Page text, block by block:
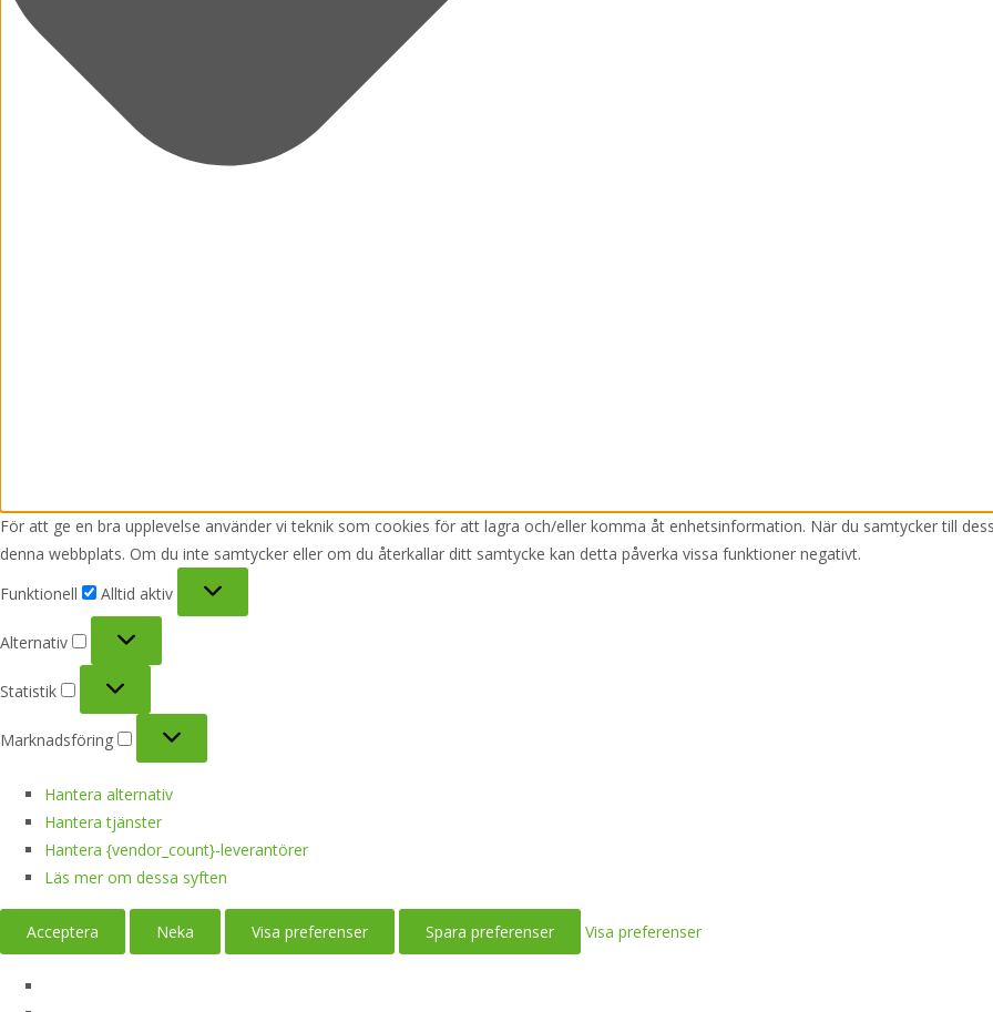
För att ge en bra upplevelse använder vi teknik som cookies för att lagra och/eller komma åt enhetsinformation. När du samtycker till
denna webbplats. Om du inte samtycker eller om du återkallar ditt samtycke kan detta påverka vissa funktioner negativt.
Funktionell
Alltid aktiv
Alternativ
Alternativ
Statistik
Statistik
Marknadsföring
Marknadsföring
Hantera alternativ
Hantera tjänster
Hantera {vendor_count}-leverantörer
Läs mer om dessa syften
Acceptera Neka Visa preferenser Spara preferenser Visa preferenser